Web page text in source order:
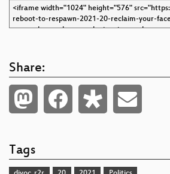
Share:
Tags